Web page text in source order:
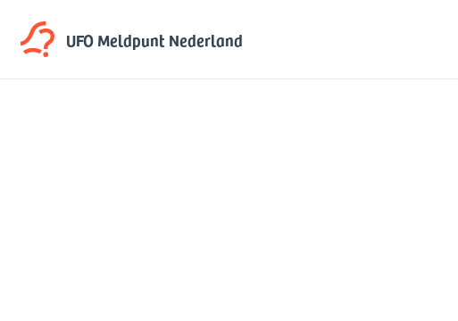
UFO MeldpuntNederland